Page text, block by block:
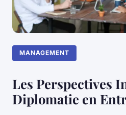
MANAGEMENT
Les Perspectives
Diplomatie en